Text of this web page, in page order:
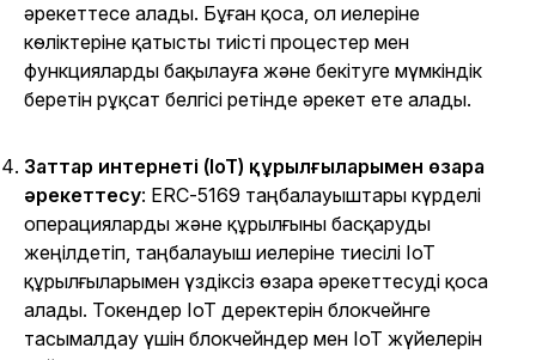
әрекеттесе алады. Бұған қоса, ол иелеріне
көліктеріне қатысты тиісті процестер мен
функцияларды бақылауға және бекітуге мүмкіндік
беретін рұқсат белгісі ретінде әрекет ете алады.
Заттар интернеті (IoT) құрылғыларымен өзара
әрекеттесу: ERC-5169 таңбалауыштары күрделі
операцияларды және құрылғыны басқаруды
жеңілдетіп, таңбалауыш иелеріне тиесілі IoT
құрылғыларымен үздіксіз өзара әрекеттесуді қоса
алады. Токендер IoT деректерін блокчейнге
тасымалдау үшін блокчейндер мен IoT жүйелерін